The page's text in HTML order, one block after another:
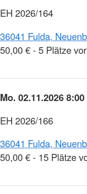
EH 2026/164
36041 Fulda,
50,00 € - 5 Plätze
Mo. 02.11.2026
EH 2026/166
36041 Fulda,
50,00 € - 15 Plätze